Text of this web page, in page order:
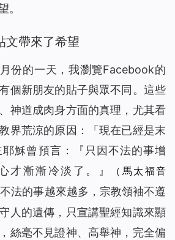
。
帶來了希望
份的一天，我瀏覽Facebook的
個新朋友的貼子與眾不同。這些
神道成肉身方面的真理，尤其看
界荒涼的原因：「現在已經是末
穌曾預言：『 只因不法的事增
才漸漸冷淡了。
』
（馬太福音
法的事越來越多，宗教領袖不遵
人的遺傳，只宣講聖經知識來顯
絲毫不見證神、高舉神，完全偏